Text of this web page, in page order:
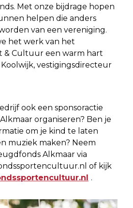
Met onze bijdrage hopen
helpen die anders
van een vereniging.
het werk van het
& Cultuur een warm hart
vestigingsdirecteur
ook een sponsoractie
organiseren? Ben je
om je kind te laten
muziek maken? Neem
Alkmaar via
of kijk
.